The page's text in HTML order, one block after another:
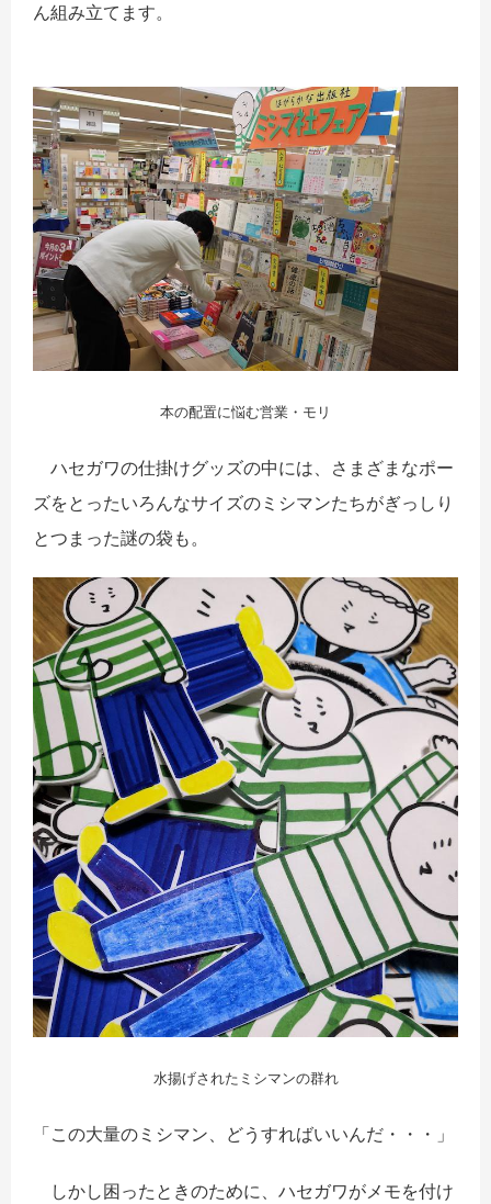
ん組み立てます。
本の配置に悩む営業・モリ
ハセガワの仕掛けグッズの中には、さまざまなポー
ズをとったいろんなサイズのミシマンたちがぎっしり
とつまった謎の袋も。
水揚げされたミシマンの群れ
「この大量のミシマン、どうすればいいんだ・・・」
しかし困ったときのために、ハセガワがメモを付け